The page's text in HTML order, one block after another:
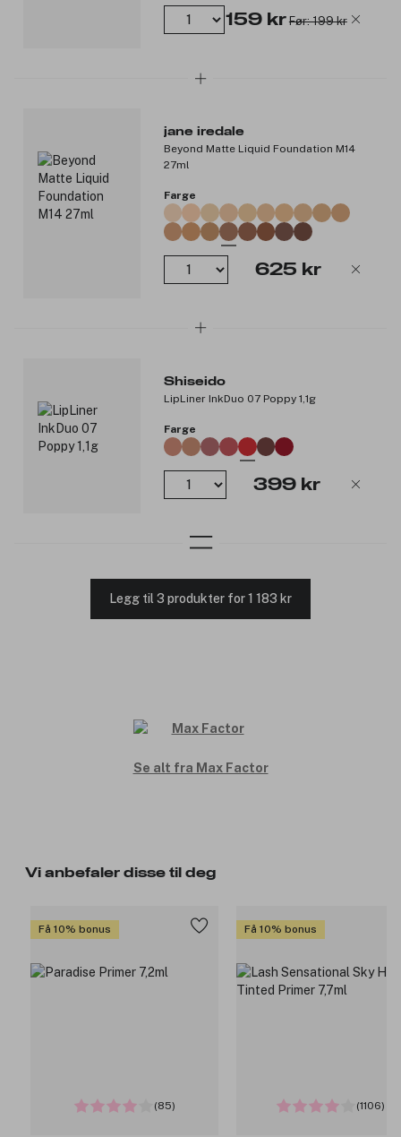
159 kr Før: 199 kr
jane iredale
Beyond Matte Liquid Foundation M14
27ml
Farge
625 kr
Shiseido
LipLiner InkDuo 07 Poppy 1,1g
Farge
399 kr
Legg til 3 produkter for 1 183 kr
Se alt fra Max Factor
Vi anbefaler disse til deg
Få 10% bonus
(85)
Få 10% bonus
(1106)